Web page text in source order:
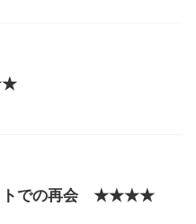
トでの再会 ★★★★